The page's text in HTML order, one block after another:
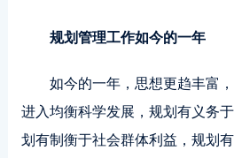
规划管理工作如今的一年
如今的一年，思想更趋丰富
进入均衡科学发展，规划有义务
划有制衡于社会群体利益，规划